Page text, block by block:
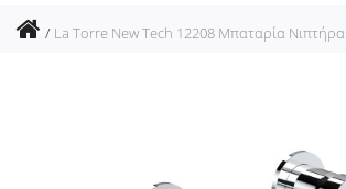
La Torre New Tech 12208 Μπαταρία Νιπτήρα